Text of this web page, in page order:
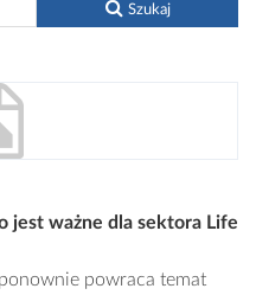
Szukaj
jest ważne dla sektora Life
powraca temat